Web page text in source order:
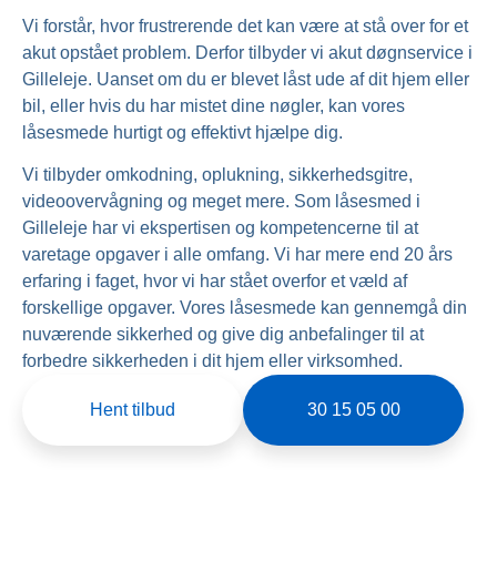
Vi forstår, hvor frustrerende det kan være at stå over for et
akut opstået problem. Derfor tilbyder vi akut døgnservice i
Gilleleje. Uanset om du er blevet låst ude af dit hjem eller
bil, eller hvis du har mistet dine nøgler, kan vores
låsesmede hurtigt og effektivt hjælpe dig.
Vi tilbyder omkodning, oplukning, sikkerhedsgitre,
videoovervågning og meget mere. Som låsesmed i
Gilleleje har vi ekspertisen og kompetencerne til at
varetage opgaver i alle omfang. Vi har mere end 20 års
erfaring i faget, hvor vi har stået overfor et væld af
forskellige opgaver. Vores låsesmede kan gennemgå din
nuværende sikkerhed og give dig anbefalinger til at
forbedre sikkerheden i dit hjem eller virksomhed.
Hent tilbud 30 15 05 00